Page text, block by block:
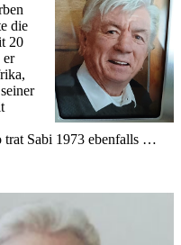
die
20
er
trat Sabi 1973 ebenfalls …